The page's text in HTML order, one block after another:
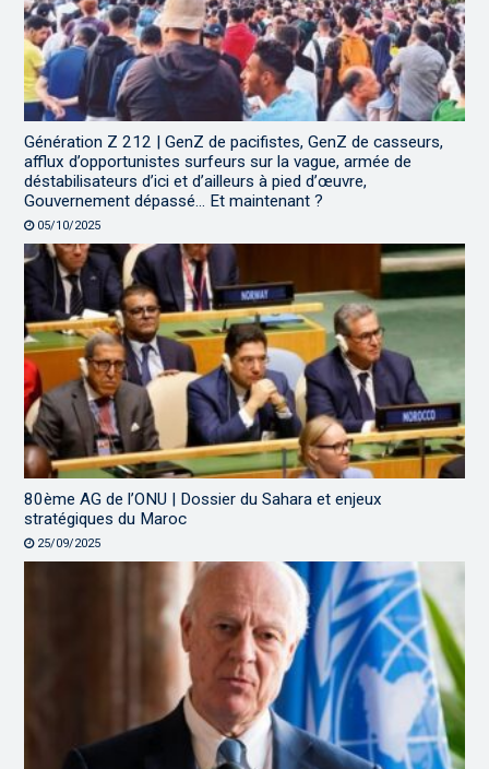
Génération Z 212 | GenZ de pacifistes, GenZ de casseurs,
afflux d’opportunistes surfeurs sur la vague, armée de
déstabilisateurs d’ici et d’ailleurs à pied d’œuvre,
Gouvernement dépassé… Et maintenant ?
05/10/2025
80ème AG de l’ONU | Dossier du Sahara et enjeux
stratégiques du Maroc
25/09/2025